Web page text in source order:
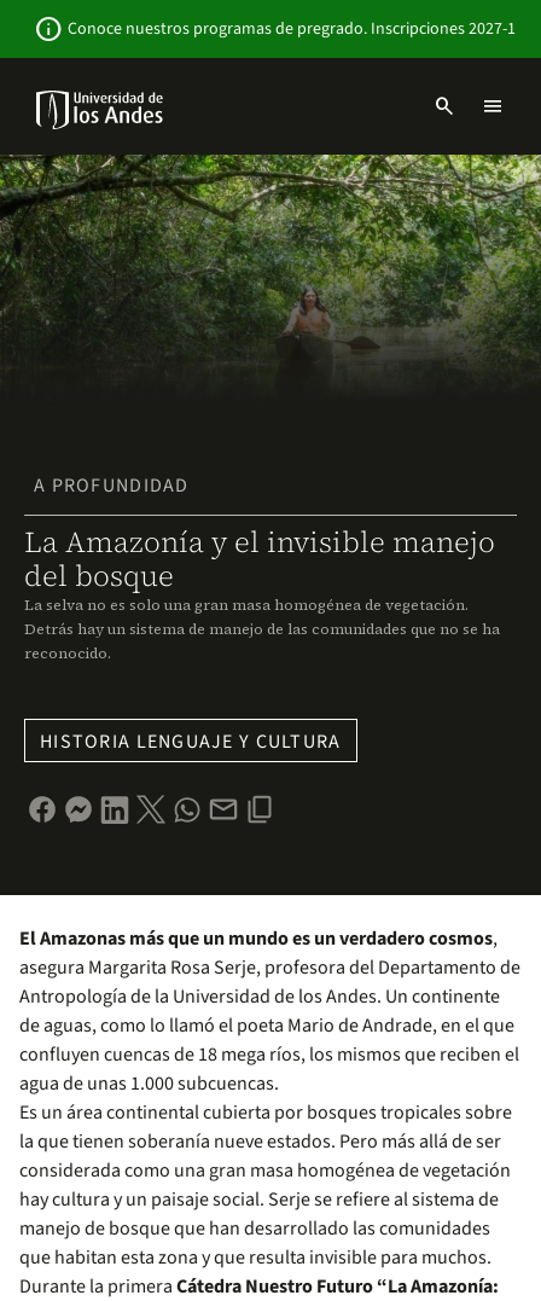
contenido
info Conoce nuestros programas de pregrado. Inscripciones 2027-1
Navbar
-
Sitio
Institucional
search menu
A PROFUNDIDAD
La Amazonía y el invisible manejo
del bosque
La selva no es solo una gran masa homogénea de vegetación.
Detrás hay un sistema de manejo de las comunidades que no se ha
reconocido.
HISTORIA LENGUAJE Y CULTURA
El Amazonas más que un mundo es un verdadero cosmos,
asegura Margarita Rosa Serje, profesora del Departamento de
Antropología de la Universidad de los Andes. Un continente
de aguas, como lo llamó el poeta Mario de Andrade, en el que
confluyen cuencas de 18 mega ríos, los mismos que reciben el
agua de unas 1.000 subcuencas.
Es un área continental cubierta por bosques tropicales sobre
la que tienen soberanía nueve estados. Pero más allá de ser
considerada como una gran masa homogénea de vegetación
hay cultura y un paisaje social. Serje se refiere al sistema de
manejo de bosque que han desarrollado las comunidades
que habitan esta zona y que resulta invisible para muchos.
Durante la primeraCátedra Nuestro Futuro “La Amazonía: